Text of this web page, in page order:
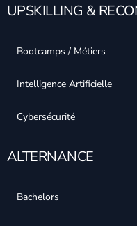
UPSKILLING &
Bootcamps / Métiers
Intelligence Artificielle
Cybersécurité
ALTERNANCE
Bachelors